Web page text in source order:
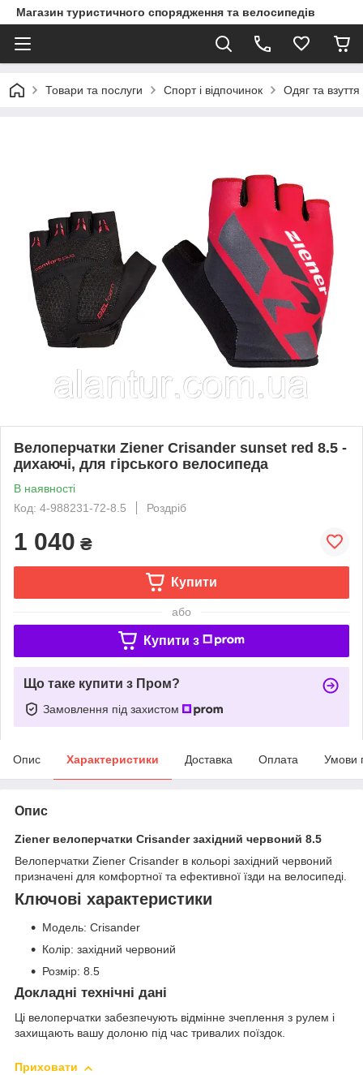
Магазин туристичного спорядження та велосипедів
Товари та послуги Спорт і відпочинок Одяг та
Велоперчатки Ziener Crisander sunset red 8.5 -
дихаючі, для гірського велосипеда
В наявності
Код: 4-988231-72-8.5
Роздріб
1 040 ₴
Купити
або
Купити з
Що таке купити з Пром?
Замовлення під захистом
Опис Характеристики Доставка Оплата Умови
Опис
Ziener велоперчатки Crisander західний червоний 8.5
Велоперчатки Ziener Crisander в кольорі західний червоний
призначені для комфортної та ефективної їзди на велосипеді.
Ключові характеристики
Модель: Crisander
Колір: західний червоний
Розмір: 8.5
Докладні технічні дані
Ці велоперчатки забезпечують відмінне зчеплення з рулем і
захищають вашу долоню під час тривалих поїздок.
Приховати